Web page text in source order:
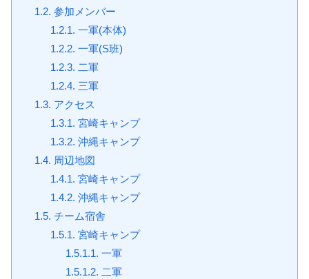
1.2. 参加メンバー
1.2.1. 一軍(本体)
1.2.2. 一軍(S班)
1.2.3. 二軍
1.2.4. 三軍
1.3. アクセス
1.3.1. 宮崎キャンプ
1.3.2. 沖縄キャンプ
1.4. 周辺地図
1.4.1. 宮崎キャンプ
1.4.2. 沖縄キャンプ
1.5. チーム宿舎
1.5.1. 宮崎キャンプ
1.5.1.1. 一軍
1.5.1.2. 二軍